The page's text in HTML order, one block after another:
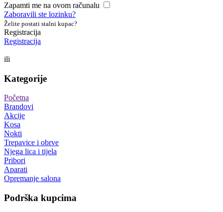
Zapamti me na ovom računalu
Zaboravili ste lozinku?
Želite postati stalni kupac?
Registracija
Registracija
ili
Kategorije
Početna
Brandovi
Akcije
Kosa
Nokti
Trepavice i obrve
Njega lica i tijela
Pribori
Aparati
Opremanje salona
Podrška kupcima